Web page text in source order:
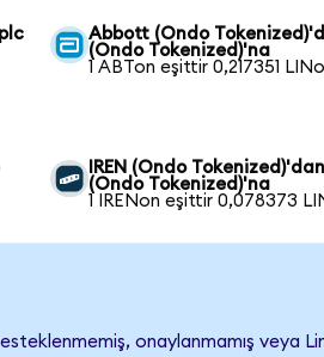
Abbott (Ondo
(Ondo Tokenized)'na
1 ABTon eşittir 0,217351
IREN (Ondo
(Ondo Tokenized)'na
1 IRENon eşittir 0,078373
onaylanmamış veya